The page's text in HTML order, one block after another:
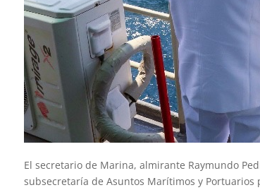
El secretario de Marina, almirante Raymundo
subsecretaría de Asuntos Marítimos y